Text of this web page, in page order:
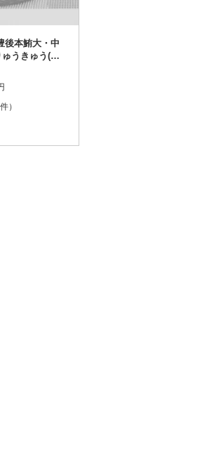
後本鮪大・中
ゅうきゅう(漬
牛」セット贅
）